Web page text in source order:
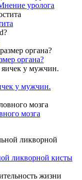
уролога
органа?
у мужчин.
мозга
ликворной кисты